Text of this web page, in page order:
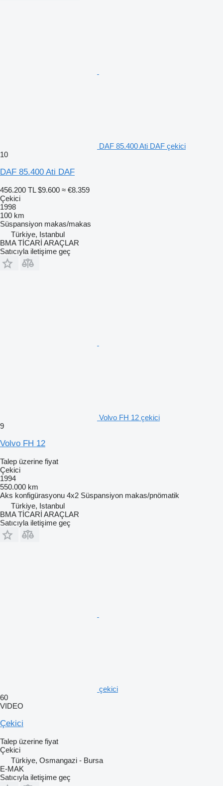
DAF 85.400 Ati DAF çekici
10
DAF 85.400 Ati DAF
456.200 TL $9.600 ≈ €8.359
Çekici
1998
100 km
Süspansiyon makas/makas
Türkiye, Istanbul
BMA TİCARİ ARAÇLAR
Satıcıyla iletişime geç
Volvo FH 12 çekici
9
Volvo FH 12
Talep üzerine fiyat
Çekici
1994
550.000 km
Aks konfigürasyonu 4x2 Süspansiyon makas/pnömatik
Türkiye, Istanbul
BMA TİCARİ ARAÇLAR
Satıcıyla iletişime geç
çekici
60
VIDEO
Çekici
Talep üzerine fiyat
Çekici
Türkiye, Osmangazi - Bursa
E-MAK
Satıcıyla iletişime geç